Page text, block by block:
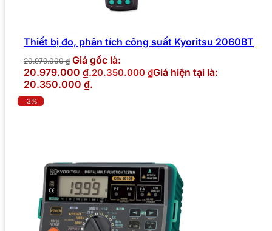
Thiết bị đo, phân tích công suất Kyoritsu 2060BT
20.979.000₫ Giá gốc là:
20.979.000 ₫.20.350.000 ₫Giá hiện tại là:
20.350.000 ₫.
-3%